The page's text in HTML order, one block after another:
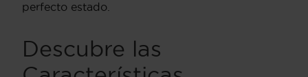
perfecto estado.
Descubre las